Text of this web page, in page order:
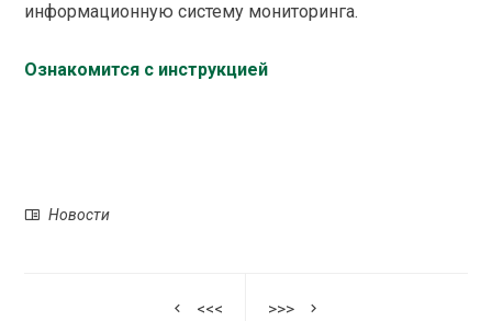
информационную систему мониторинга.
Ознакомится с инструкцией
Новости
<<<
>>>